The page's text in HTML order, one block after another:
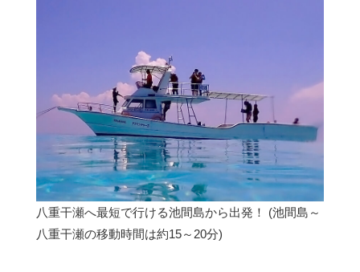
八重干瀬へ最短で行ける池間島から出発！ (池間島～
八重干瀬の移動時間は約15～20分)